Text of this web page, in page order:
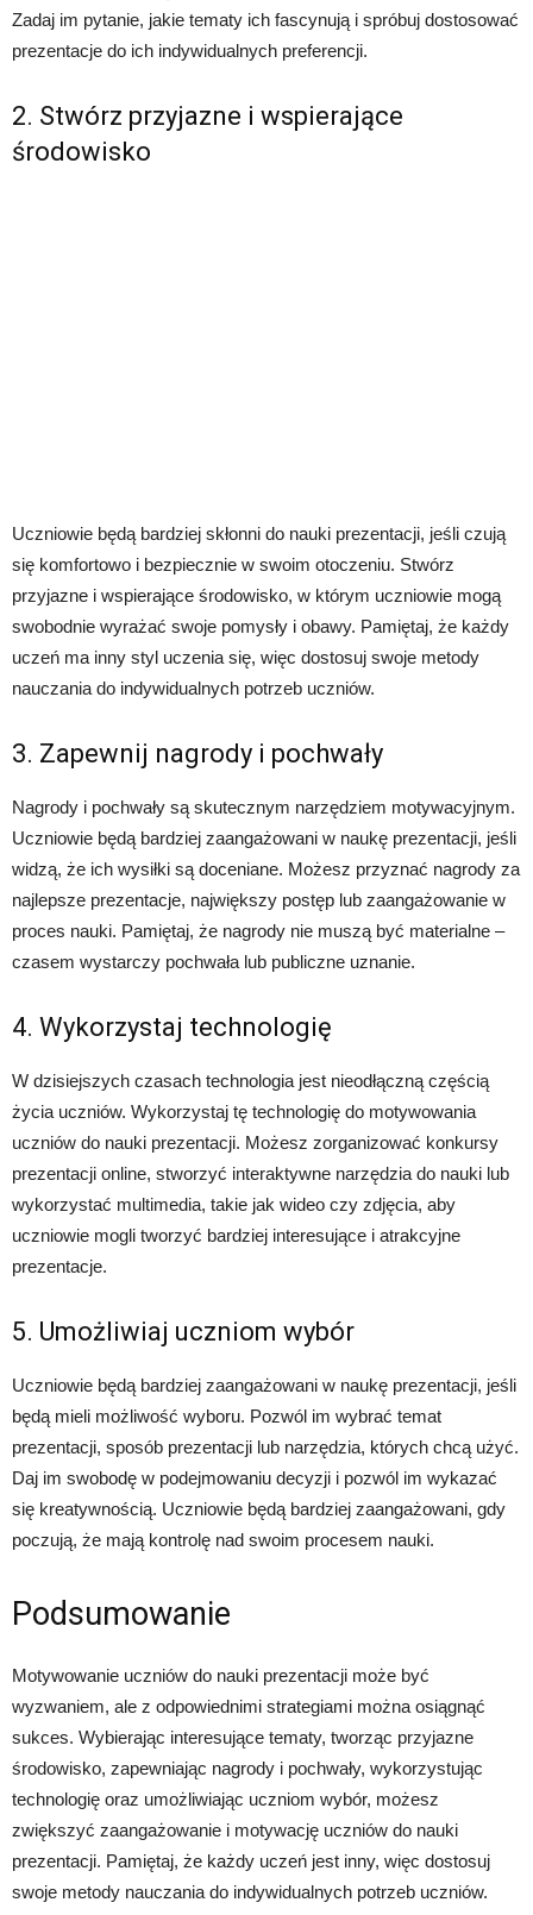
Zadaj im pytanie, jakie tematy ich fascynują i spróbuj dostosować
prezentacje do ich indywidualnych preferencji.
2. Stwórz przyjazne i wspierające
środowisko
Uczniowie będą bardziej skłonni do nauki prezentacji, jeśli czują
się komfortowo i bezpiecznie w swoim otoczeniu. Stwórz
przyjazne i wspierające środowisko, w którym uczniowie mogą
swobodnie wyrażać swoje pomysły i obawy. Pamiętaj, że każdy
uczeń ma inny styl uczenia się, więc dostosuj swoje metody
nauczania do indywidualnych potrzeb uczniów.
3. Zapewnij nagrody i pochwały
Nagrody i pochwały są skutecznym narzędziem motywacyjnym.
Uczniowie będą bardziej zaangażowani w naukę prezentacji, jeśli
widzą, że ich wysiłki są doceniane. Możesz przyznać nagrody za
najlepsze prezentacje, największy postęp lub zaangażowanie w
proces nauki. Pamiętaj, że nagrody nie muszą być materialne –
czasem wystarczy pochwała lub publiczne uznanie.
4. Wykorzystaj technologię
W dzisiejszych czasach technologia jest nieodłączną częścią
życia uczniów. Wykorzystaj tę technologię do motywowania
uczniów do nauki prezentacji. Możesz zorganizować konkursy
prezentacji online, stworzyć interaktywne narzędzia do nauki lub
wykorzystać multimedia, takie jak wideo czy zdjęcia, aby
uczniowie mogli tworzyć bardziej interesujące i atrakcyjne
prezentacje.
5. Umożliwiaj uczniom wybór
Uczniowie będą bardziej zaangażowani w naukę prezentacji, jeśli
będą mieli możliwość wyboru. Pozwól im wybrać temat
prezentacji, sposób prezentacji lub narzędzia, których chcą użyć.
Daj im swobodę w podejmowaniu decyzji i pozwól im wykazać
się kreatywnością. Uczniowie będą bardziej zaangażowani, gdy
poczują, że mają kontrolę nad swoim procesem nauki.
Podsumowanie
Motywowanie uczniów do nauki prezentacji może być
wyzwaniem, ale z odpowiednimi strategiami można osiągnąć
sukces. Wybierając interesujące tematy, tworząc przyjazne
środowisko, zapewniając nagrody i pochwały, wykorzystując
technologię oraz umożliwiając uczniom wybór, możesz
zwiększyć zaangażowanie i motywację uczniów do nauki
prezentacji. Pamiętaj, że każdy uczeń jest inny, więc dostosuj
swoje metody nauczania do indywidualnych potrzeb uczniów.